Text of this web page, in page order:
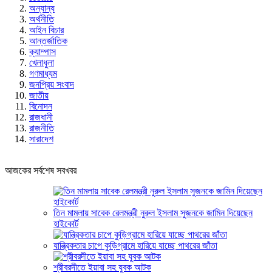
অন্যান্য
অর্থনীতি
আইন বিচার
আন্তর্জাতিক
ক্যাম্পাস
খেলাধুলা
গণমাধ্যম
জনপ্রিয় সংবাদ
জাতীয়
বিনোদন
রাজধানী
রাজনীতি
সারাদেশ
আজকের সর্বশেষ সবখবর
তিন মামলায় সাবেক রেলমন্ত্রী নুরুল ইসলাম সুজনকে জামিন দিয়েছেন
হাইকোর্ট
যান্ত্রিকতার চাপে কুড়িগ্রামে হারিয়ে যাচ্ছে পাথরের জাঁতা
শ্রীবরদীতে ইয়াবা সহ যুবক আটক